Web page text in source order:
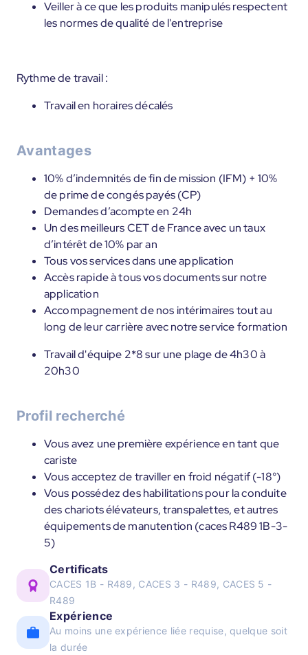
Veiller à ce que les produits manipulés respectent
les normes de qualité de l'entreprise
Rythme de travail :
Travail en horaires décalés
Avantages
10% d’indemnités de fin de mission (IFM) + 10%
de prime de congés payés (CP)
Demandes d’acompte en 24h
Un des meilleurs CET de France avec un taux
d’intérêt de 10% par an
Tous vos services dans une application
Accès rapide à tous vos documents sur notre
application
Accompagnement de nos intérimaires tout au
long de leur carrière avec notre service formation
Travail d'équipe 2*8 sur une plage de 4h30 à
20h30
Profil recherché
Vous avez une première expérience en tant que
cariste
Vous acceptez de traviller en froid négatif (-18°)
Vous possédez des habilitations pour la conduite
des chariots élévateurs, transpalettes, et autres
équipements de manutention (caces R489 1B-3-
5)
Certificats
CACES 1B - R489, CACES 3 - R489, CACES 5 -
R489
Expérience
Au moins une expérience liée requise, quelque soit
la durée